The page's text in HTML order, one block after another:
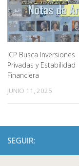
ICP Busca Inversiones
Privadas y Estabilidad
Financiera
JUNIO 11, 2025
SEGUIR: